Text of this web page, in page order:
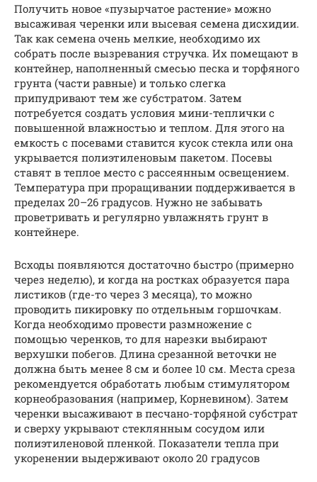
Получить новое «пузырчатое растение» можно
высаживая черенки или высевая семена дисхидии.
Так как семена очень мелкие, необходимо их
собрать после вызревания стручка. Их помещают в
контейнер, наполненный смесью песка и торфяного
грунта (части равные) и только слегка
припудривают тем же субстратом. Затем
потребуется создать условия мини-теплички с
повышенной влажностью и теплом. Для этого на
емкость с посевами ставится кусок стекла или она
укрывается полиэтиленовым пакетом. Посевы
ставят в теплое место с рассеянным освещением.
Температура при проращивании поддерживается в
пределах 20–26 градусов. Нужно не забывать
проветривать и регулярно увлажнять грунт в
контейнере.
Всходы появляются достаточно быстро (примерно
через неделю), и когда на ростках образуется пара
листиков (где-то через 3 месяца), то можно
проводить пикировку по отдельным горшочкам.
Когда необходимо провести размножение с
помощью черенков, то для нарезки выбирают
верхушки побегов. Длина срезанной веточки не
должна быть менее 8 см и более 10 см. Места среза
рекомендуется обработать любым стимулятором
корнеобразования (например, Корневином). Затем
черенки высаживают в песчано-торфяной субстрат
и сверху укрывают стеклянным сосудом или
полиэтиленовой пленкой. Показатели тепла при
укоренении выдерживают около 20 градусов